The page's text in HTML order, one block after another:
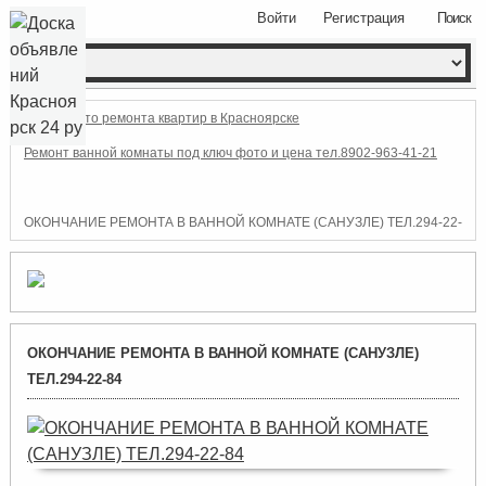
Поиск
Войти Регистрация
Фото ремонта квартир в Красноярске
Ремонт ванной комнаты под ключ фото и цена тел.8902-963-41-21
ОКОНЧАНИЕ РЕМОНТА В ВАННОЙ КОМНАТЕ (САНУЗЛЕ) ТЕЛ.294-22-
84
ОКОНЧАНИЕ РЕМОНТА В ВАННОЙ КОМНАТЕ (САНУЗЛЕ)
ТЕЛ.294-22-84